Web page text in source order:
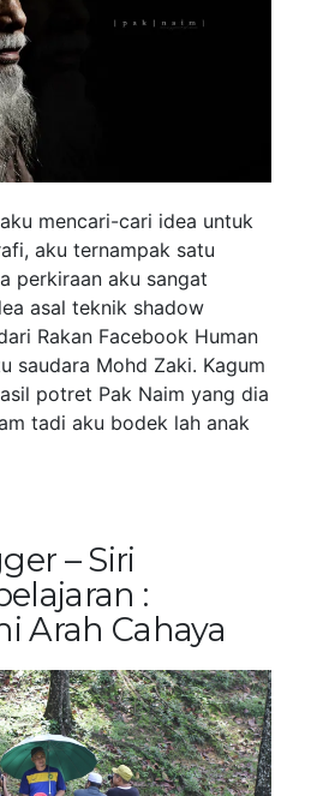
mencari-cari idea untuk
aku ternampak satu
perkiraan aku sangat
asal teknik shadow
Rakan Facebook Human
saudara Mohd Zaki. Kagum
potret Pak Naim yang dia
tadi aku bodek lah anak
– Siri
:
Arah Cahaya